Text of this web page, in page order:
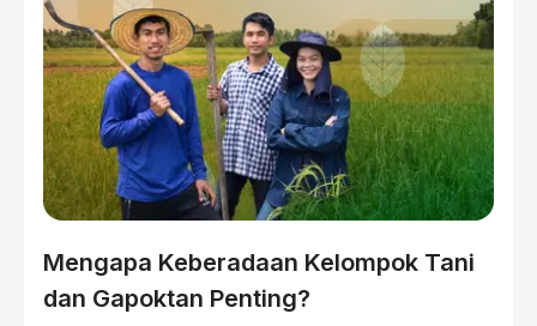
Mengapa Keberadaan Kelompok Tani
dan Gapoktan Penting?